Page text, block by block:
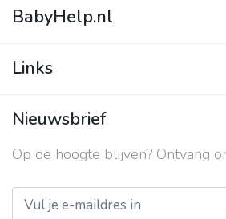
BabyHelp.nl
Vraag & Antwoord
Links
Contact
Over ons
Privacy beleid
Nieuwsbrief
Op de hoogte blijven? Ontvang